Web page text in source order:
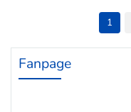
1
Fanpage